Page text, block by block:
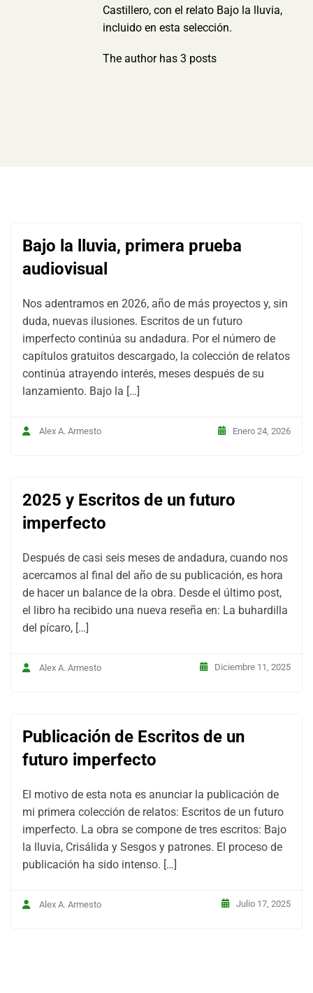
Castillero, con el relato Bajo la lluvia,
incluido en esta selección.
The author has 3 posts
Bajo la lluvia, primera prueba
audiovisual
Nos adentramos en 2026, año de más proyectos y, sin
duda, nuevas ilusiones. Escritos de un futuro
imperfecto continúa su andadura. Por el número de
capítulos gratuitos descargado, la colección de relatos
continúa atrayendo interés, meses después de su
lanzamiento. Bajo la […]
Alex A. Armesto Enero 24, 2026
2025 y Escritos de un futuro
imperfecto
Después de casi seis meses de andadura, cuando nos
acercamos al final del año de su publicación, es hora
de hacer un balance de la obra. Desde el último post,
el libro ha recibido una nueva reseña en: La buhardilla
del pícaro, […]
Alex A. Armesto Diciembre 11, 2025
Publicación de Escritos de un
futuro imperfecto
El motivo de esta nota es anunciar la publicación de
mi primera colección de relatos: Escritos de un futuro
imperfecto. La obra se compone de tres escritos: Bajo
la lluvia, Crisálida y Sesgos y patrones. El proceso de
publicación ha sido intenso. […]
Alex A. Armesto Julio 17, 2025